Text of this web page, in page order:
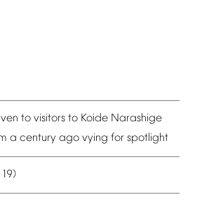
to visitors to Koide Narashige
a century ago vying for spotlight
19)